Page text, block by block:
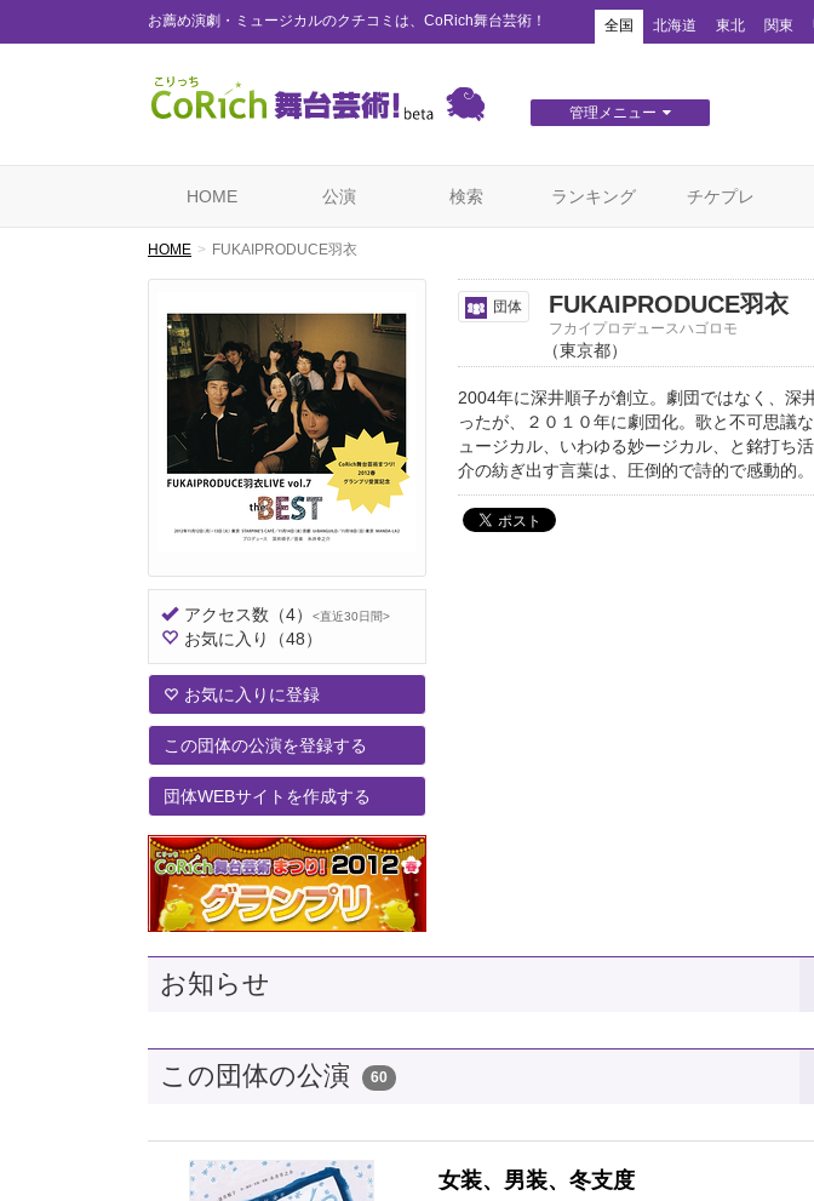
お薦め演劇・ミュージカルのクチコミは、CoRich舞台芸術！ 全国 北海道 東北 関東
管理メニュー
HOME 公演 検索 ランキング チケプレ
HOME FUKAIPRODUCE羽衣
アクセス数 （4） <直近30日間>
お気に入り （48）
お気に入りに登録
この団体の公演を登録する
団体WEBサイトを作成する
団体 FUKAIPRODUCE羽衣
フカイプロデュースハゴロモ
（東京都）
2004年に深井順子が創立。劇団ではなく、深
ったが、２０１０年に劇団化。歌と不可思議
ュージカル、いわゆる妙ージカル、と銘打ち
介の紡ぎ出す言葉は、圧倒的で詩的で感動的。
お知らせ
この団体の公演 60
女装、男装、冬支度